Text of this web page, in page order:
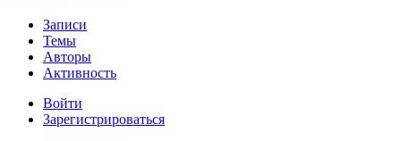
Записи
Темы
Авторы
Активность
Войти
Зарегистрироваться